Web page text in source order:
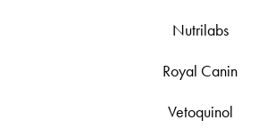
Nutrilabs
Royal Canin
Vetoquinol